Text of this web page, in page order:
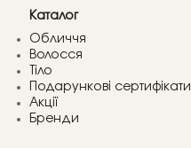
Каталог
Обличчя
Волосся
Тіло
Подарункові сертифікати
Акції
Бренди